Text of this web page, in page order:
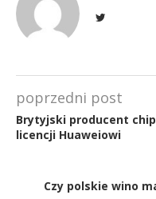
poprzedni post
Brytyjski producent
licencji Huaweiowi
Czy polskie wino